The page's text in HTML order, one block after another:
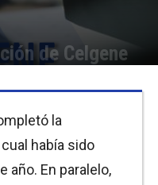
de Celgene
la
cual había sido
año. En paralelo,